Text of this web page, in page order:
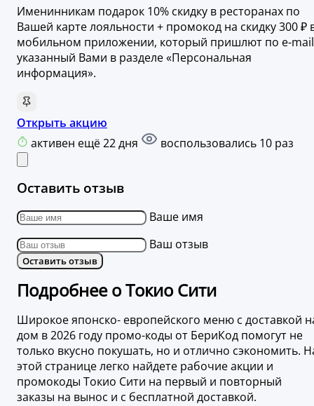
Именинникам подарок 10% скидку в ресторанах по
Вашей карте лояльности + промокод на скидку 300 ₽
мобильном приложении, который пришлют по e-
указанный Вами в разделе «Персональная
информация».
Открыть акцию
активен ещё 22 дня
воспользовались 10 раз
Оставить отзыв
Ваше имя
Ваш отзыв
Оставить отзыв
Подробнее о Токио Сити
Широкое японско- европейского меню с доставкой
дом в 2026 году промо-коды от БериКод помогут не
только вкусно покушать, но и отлично сэкономить.
этой странице легко найдете рабочие акции и
промокоды Токио Сити на первый и повторный
заказы на вынос и с бесплатной доставкой.